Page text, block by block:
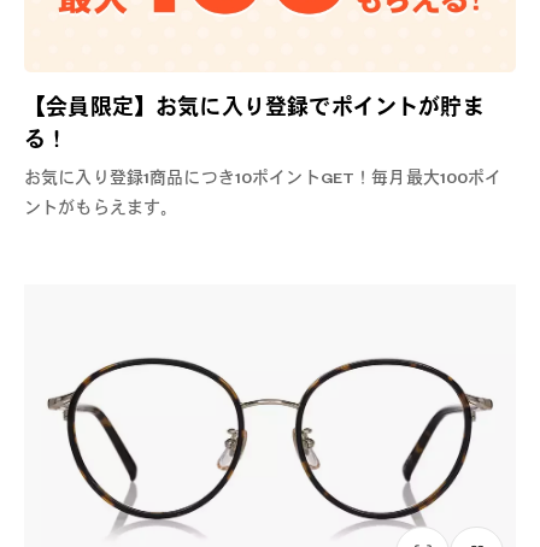
【会員限定】お気に入り登録でポイントが貯ま
る！
お気に入り登録1商品につき10ポイントGET！毎月最大100ポイ
ントがもらえます。